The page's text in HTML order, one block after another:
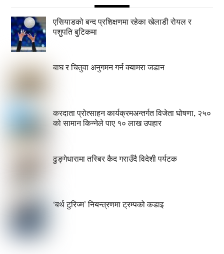
एसियाडको बन्द प्रशिक्षणमा रहेका खेलाडी रोयल र
पशुपति बुटिकमा
बाघ र चितुवा अनुगमन गर्न क्यामरा जडान
करदाता प्रोत्साहन कार्यक्रमअन्तर्गत विजेता घोषणा, २५०
को सामान किन्नेले पाए १० लाख उपहार
ढुङ्गेधारामा तस्बिर कैद गराउँदै विदेशी पर्यटक
‘बर्थ टुरिज्म’ नियन्त्रणमा ट्रम्पको कडाइ